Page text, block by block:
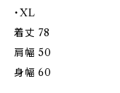
・XL
着丈 78
肩幅 50
身幅 60